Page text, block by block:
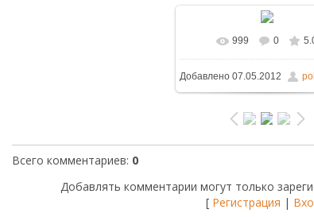
В реальном размере
/ 316.4Kb
999 0
Добавлено07.05.2012
Всего комментариев: 0
Добавлять комментарии могут только
[ Регистрация |